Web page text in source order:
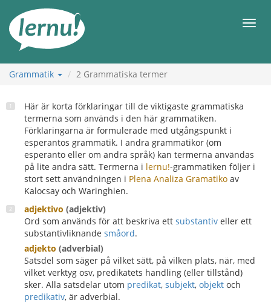
sidans
innehåll
Meny
Grammatik 2 Grammatiska termer
Här är korta förklaringar till de viktigaste grammatiska
termerna som används i den här grammatiken.
Förklaringarna är formulerade med utgångspunkt i
esperantos grammatik. I andra grammatikor (om
esperanto eller om andra språk) kan termerna användas
på lite andra sätt. Termerna i lernu!-grammatiken följer i
stort sett användningen i Plena Analiza Gramatiko av
Kalocsay och Waringhien.
adjektivo (adjektiv)
Ord som används för att beskriva ett substantiv eller ett
substantivliknande småord.
adjekto (adverbial)
Satsdel som säger på vilket sätt, på vilken plats, när, med
vilket verktyg osv, predikatets handling (eller tillstånd)
sker. Alla satsdelar utom predikat, subjekt, objekt och
predikativ, är adverbial.